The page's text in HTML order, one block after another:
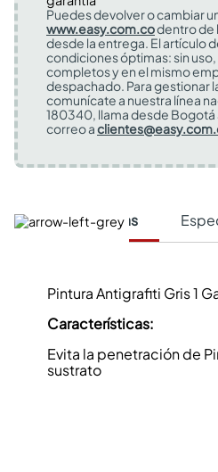
Puedes devolver o cambiar
www.easy.com.codentro de
desde la entrega. El artículo
condiciones óptimas: sin
completos y en el mismo
despachado. Para gestionar
comunícate a nuestra línea
180340, llama desde Bogotá
correo a
Características
Pintura Antigrafiti Gris 1
Características:
Evita la penetración de
sustrato